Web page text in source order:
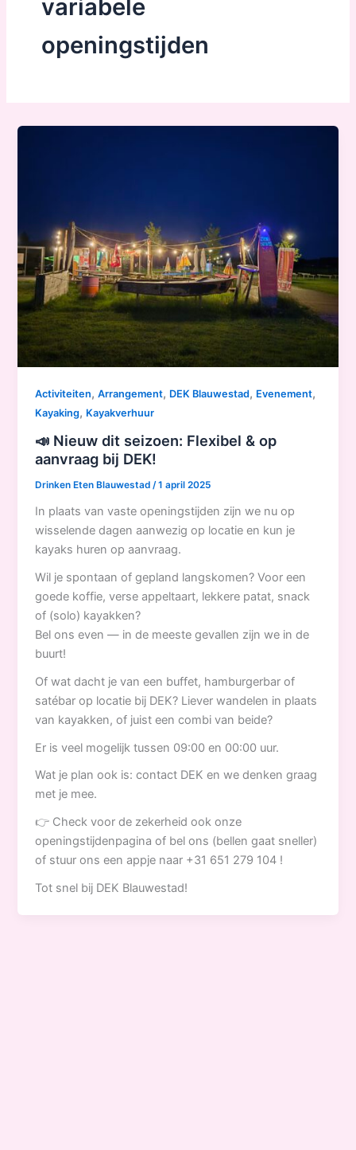
variabele
openingstijden
Activiteiten,Arrangement, DEK Blauwestad, Evenement,
Kayaking, Kayakverhuur
📣 Nieuw dit seizoen: Flexibel & op
aanvraag bij DEK!
Drinken Eten Blauwestad/1 april 2025
In plaats van vaste openingstijden zijn we nu op
wisselende dagen aanwezig op locatie en kun je
kayaks huren op aanvraag.
Wil je spontaan of gepland langskomen? Voor een
goede koffie, verse appeltaart, lekkere patat, snack
of (solo) kayakken?
Bel ons even — in de meeste gevallen zijn we in de
buurt!
Of wat dacht je van een buffet, hamburgerbar of
satébar op locatie bij DEK? Liever wandelen in plaats
van kayakken, of juist een combi van beide?
Er is veel mogelijk tussen 09:00 en 00:00 uur.
Wat je plan ook is: contact DEK en we denken graag
met je mee.
👉 Check voor de zekerheid ook onze
openingstijdenpagina of bel ons (bellen gaat sneller)
of stuur ons een appje naar +31 651 279 104 !
Tot snel bij DEK Blauwestad!